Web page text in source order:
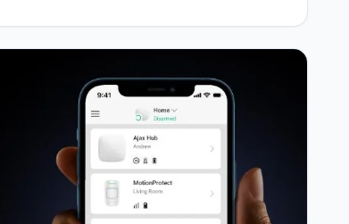
Alarm